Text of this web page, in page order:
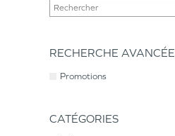
RECHERCHE AVANCÉE
Promotions
CATÉGORIES